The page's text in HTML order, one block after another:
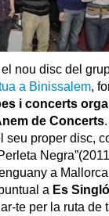
nou disc del
a Binissalem,
i concerts
de Concerts
seu proper disc,
a
a Es Singló
te per la ruta de